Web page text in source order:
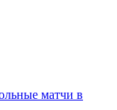
матчи в